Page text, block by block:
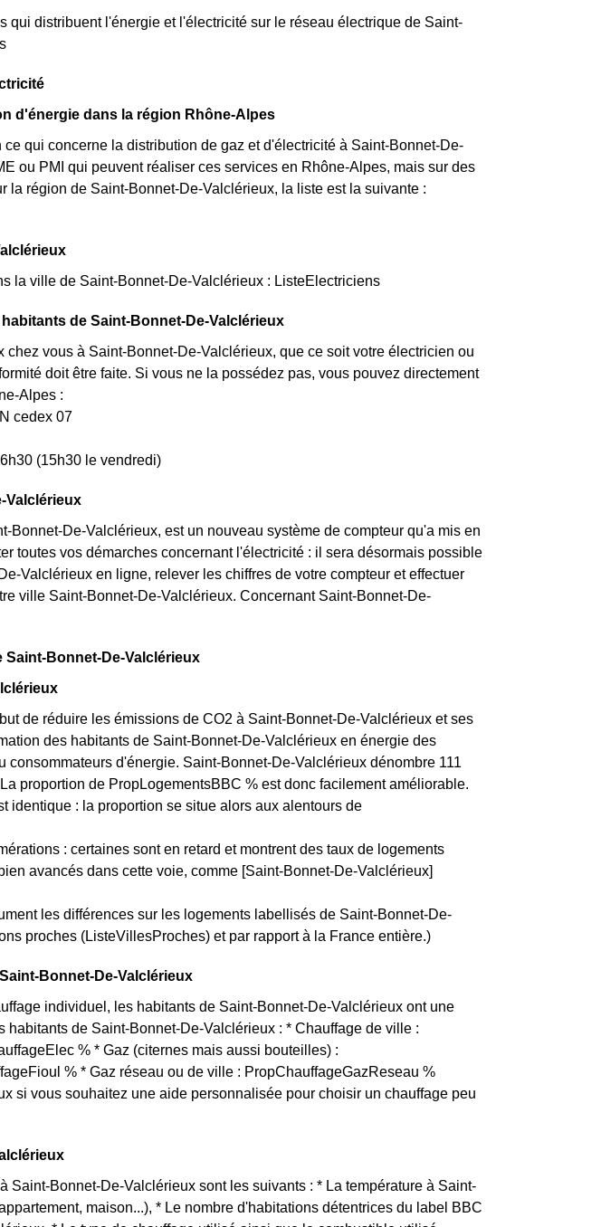
qui distribuent l'énergie et l'électricité sur le réseau électrique de Saint-
d'énergie dans la région Rhône-Alpes
qui concerne la distribution de gaz et d'électricité à Saint-Bonnet-De-
ou PMI qui peuvent réaliser ces services en Rhône-Alpes, mais sur des
la région de Saint-Bonnet-De-Valclérieux, la liste est la suivante :
la ville de Saint-Bonnet-De-Valclérieux : ListeElectriciens
de Saint-Bonnet-De-Valclérieux
vous à Saint-Bonnet-De-Valclérieux, que ce soit votre électricien ou
doit être faite. Si vous ne la possédez pas, vous pouvez directement
Alpes :
cedex 07
(15h30 le vendredi)
Valclérieux
Bonnet-De-Valclérieux, est un nouveau système de compteur qu'a mis en
toutes vos démarches concernant l'électricité : il sera désormais possible
Valclérieux en ligne, relever les chiffres de votre compteur et effectuer
ville Saint-Bonnet-De-Valclérieux. Concernant Saint-Bonnet-De-
Bonnet-De-Valclérieux
de réduire les émissions de CO2 à Saint-Bonnet-De-Valclérieux et ses
des habitants de Saint-Bonnet-De-Valclérieux en énergie des
consommateurs d'énergie. Saint-Bonnet-De-Valclérieux dénombre 111
proportion de PropLogementsBBC % est donc facilement améliorable.
identique : la proportion se situe alors aux alentours de
: certaines sont en retard et montrent des taux de logements
avancés dans cette voie, comme [Saint-Bonnet-De-Valclérieux]
les différences sur les logements labellisés de Saint-Bonnet-De-
proches (ListeVillesProches) et par rapport à la France entière.)
Bonnet-De-Valclérieux
individuel, les habitants de Saint-Bonnet-De-Valclérieux ont une
habitants de Saint-Bonnet-De-Valclérieux : * Chauffage de ville :
% * Gaz (citernes mais aussi bouteilles) :
% * Gaz réseau ou de ville : PropChauffageGazReseau %
si vous souhaitez une aide personnalisée pour choisir un chauffage peu
Saint-Bonnet-De-Valclérieux sont les suivants : * La température à Saint-
maison...), * Le nombre d'habitations détentrices du label BBC